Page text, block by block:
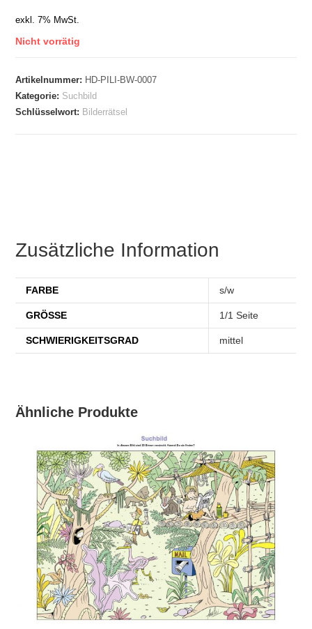
exkl. 7% MwSt.
Nicht vorrätig
Artikelnummer: HD-PILI-BW-0007
Kategorie: Suchbild
Schlüsselwort: Bilderrätsel
Zusätzliche Information
FARBE s/w
GRÖSSE 1/1 Seite
SCHWIERIGKEITSGRAD mittel
Ähnliche Produkte